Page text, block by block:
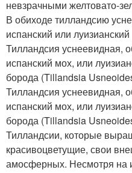
невзрачными желтовато-
В обиходе тилландсию
испанский или
Тилландсия уснеевидная,
испанский мох, или
борода (Tillandsia
Тилландсия уснеевидная,
испанский мох, или
борода (Tillandsia
Тилландсии, которые
красивоцветущие, свои
амосферных. Несмотря на